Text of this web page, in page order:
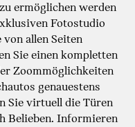
ermöglichen werden
Fotostudio
von allen Seiten
Sie einen kompletten
Zoommöglichkeiten
genauestens
Sie virtuell die Türen
Belieben. Informieren